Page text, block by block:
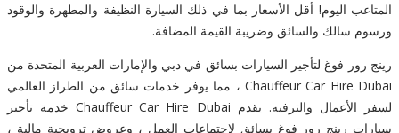
المتاعب اليوم! أقل الأسعار بما في ذلك السيارة النظيفة والمطهرة والوقود
ورسوم سالك والسائق وضريبة القيمة المضافة.
رينج رور فوغ لتأجير السيارات بسائق في دبي والإمارات العربية المتحدة من
Chauffeur Car Hire Dubai ، مما يوفر خدمات سائق من الطراز العالمي
لسفر الأعمال والترفيه. يقدم Chauffeur Car Hire Dubai خدمة تأجير
سيارات رينج رور فوغ بسائق لاجتماعات العمل ، وعروض ترويجية مالية ،